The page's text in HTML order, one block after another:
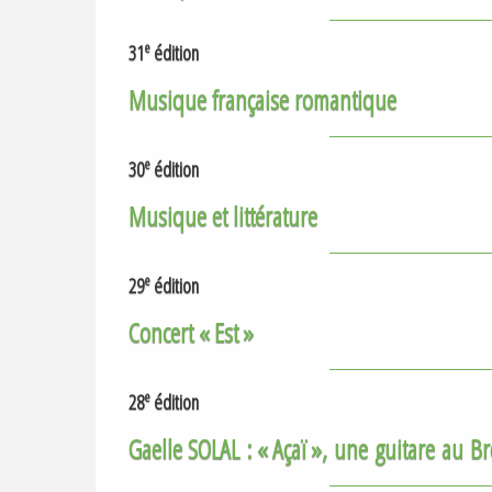
31e édition
Musique française romantique
30e édition
Musique et littérature
29e édition
Concert «Est»
28e édition
GaelleSOLAL: «Açaï», une guitare au